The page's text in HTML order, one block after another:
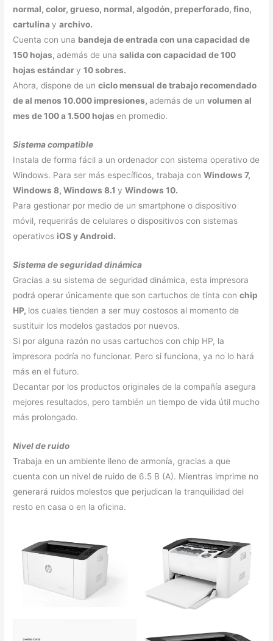
normal, color, grueso, normal, algodón, preperforado, fino,
cartulinayarchivo.
Cuenta con una bandeja de entrada con una capacidad de
150 hojas,además de unasalida con capacidad de 100
hojas estándary10 sobres.
Ahora, dispone de unciclo mensual de trabajo recomendado
de al menos 10.000 impresiones,además de unvolumen al
mes de 100 a 1.500 hojasen promedio.
Sistema compatible
Instala de forma fácil a un ordenador con sistema operativo de
Windows. Para ser más específicos, trabaja conWindows 7,
Windows 8, Windows 8.1yWindows 10.
Para gestionar por medio de un smartphone o dispositivo
móvil, requerirás de celulares o dispositivos con sistemas
operativos iOS y Android.
Sistema de seguridad dinámica
Gracias a su sistema de seguridad dinámica, esta impresora
podrá operar únicamente que son cartuchos de tinta conchip
HP, los cuales tienden a ser muy costosos al momento de
sustituir los modelos gastados por nuevos.
Si por alguna razón no usas cartuchos con chip HP, la
impresora podría no funcionar. Pero si funciona, ya no lo hará
más en el futuro.
Decantar por los productos originales de la compañía asegura
mejores resultados, pero también un tiempo de vida útil mucho
más prolongado.
Nivel de ruido
Trabaja en un ambiente lleno de armonía, gracias a que
cuenta con un nivel de ruido de 6.5 B (A). Mientras imprime no
generará ruidos molestos que perjudican la tranquilidad del
resto en casa o en la oficina.